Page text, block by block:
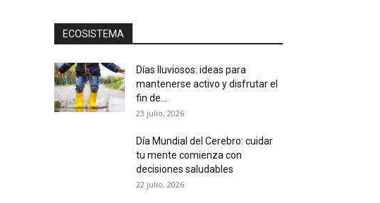
ECOSISTEMA
Días lluviosos: ideas para
mantenerse activo y disfrutar el
fin de...
23 julio, 2026
Día Mundial del Cerebro: cuidar
tu mente comienza con
decisiones saludables
22 julio, 2026